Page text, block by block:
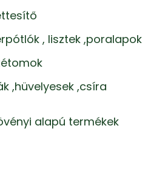
, lisztek ,poralapok
,hüvelyesek ,csíra
alapú termékek